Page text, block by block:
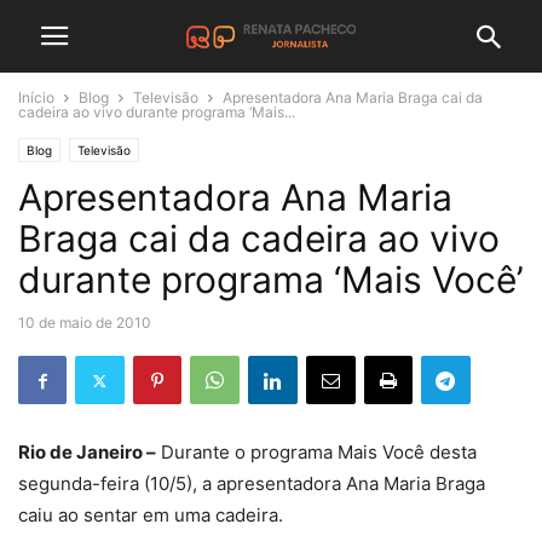
Início Blog Televisão
Apresentadora Ana Maria Braga cai da
cadeira ao vivo durante programa ‘Mais...
Blog Televisão
Apresentadora Ana Maria
Braga cai da cadeira ao vivo
durante programa ‘Mais Você’
10 de maio de 2010
Rio de Janeiro – Durante o programa Mais Você desta
segunda-feira (10/5), a apresentadora Ana Maria Braga
caiu ao sentar em uma cadeira.